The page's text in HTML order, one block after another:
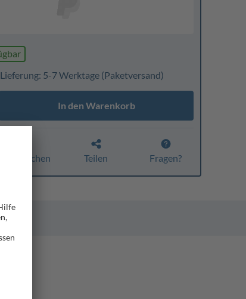
5-7 Werktage(Paketversand)
In den Warenkorb
Vergleichen Teilen Fragen?